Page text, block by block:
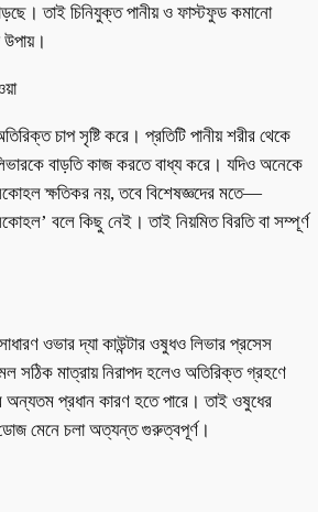
তাই চিনিযুক্ত পানীয় ও ফাস্টফুড কমানো
চাপ সৃষ্টি করে। প্রতিটি পানীয় শরীর থেকে
বাড়তি কাজ করতে বাধ্য করে। যদিও অনেকে
ক্ষতিকর নয়, তবে বিশেষজ্ঞদের মতে—
বলে কিছু নেই। তাই নিয়মিত বিরতি বা সম্পূর্ণ
ওভার দ্যা কাউন্টার ওষুধও লিভার প্রসেস
সঠিক মাত্রায় নিরাপদ হলেও অতিরিক্ত গ্রহণে
অন্যতম প্রধান কারণ হতে পারে। তাই ওষুধের
মেনে চলা অত্যন্ত গুরুত্বপূর্ণ।